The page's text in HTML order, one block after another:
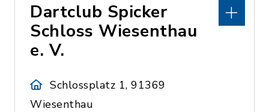
Dartclub Spicker
Schloss Wiesenthau
e. V.
Schlossplatz 1, 91369
Wiesenthau